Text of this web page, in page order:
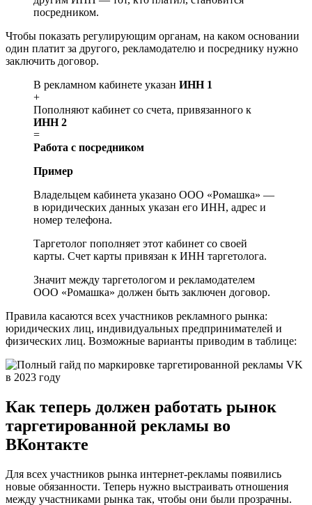
посредником.
Чтобы показать регулирующим органам, на каком основании
один платит за другого, рекламодателю и посреднику нужно
заключить договор.
В рекламном кабинете указан ИНН 1
+
Пополняют кабинет со счета, привязанного к
ИНН 2
=
Работа с посредником
Пример
Владельцем кабинета указано ООО «Ромашка» —
в юридических данных указан его ИНН, адрес и
номер телефона.
Таргетолог пополняет этот кабинет со своей
карты. Счет карты привязан к ИНН таргетолога.
Значит между таргетологом и рекламодателем
ООО «Ромашка» должен быть заключен договор.
Правила касаются всех участников рекламного рынка:
юридических лиц, индивидуальных предпринимателей и
физических лиц. Возможные варианты приводим в таблице:
Как теперь должен работать рынок
таргетированной рекламы во
ВКонтакте
Для всех участников рынка интернет-рекламы появились
новые обязанности. Теперь нужно выстраивать отношения
между участниками рынка так, чтобы они были прозрачны.